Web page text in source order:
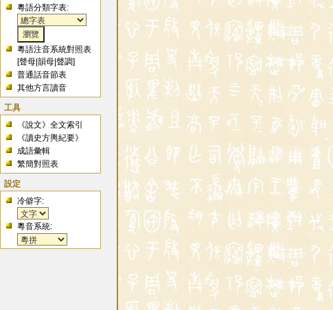
粵語分類字表:
粵語注音系統對照表
[聲母 |韻母 |聲調]
普通話音節表
其他方言讀音
工具
《說文》全文索引
《讀史方輿紀要》
成語彙輯
繁簡對照表
設定
冷僻字:
粵音系統: